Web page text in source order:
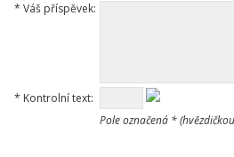
* Váš příspěvek:
* Kontrolní text:
Pole označená *